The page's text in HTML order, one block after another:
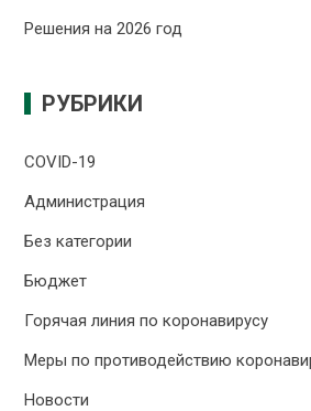
Решения на 2026 год
РУБРИКИ
COVID-19
Администрация
Без категории
Бюджет
Горячая линия по коронавирусу
Меры по противодействию
Новости